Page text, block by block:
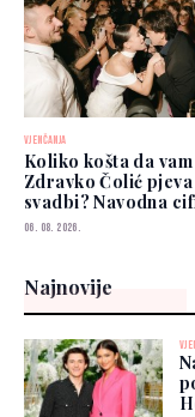
VJENČANJA
Koliko košta da vam
Zdravko Čolić pjeva
svadbi? Navodna
privukla pažnju
06. 08. 2026.
Najnovije